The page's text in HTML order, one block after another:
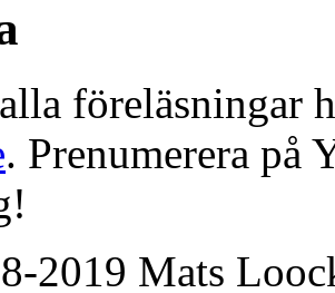
föreläsningar
. Prenumerera på
2019 Mats